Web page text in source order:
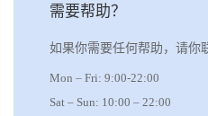
需要帮助？
如果你需要任何帮助，请你
Mon – Fri: 9:00-22:00
Sat – Sun: 10:00 – 22:00